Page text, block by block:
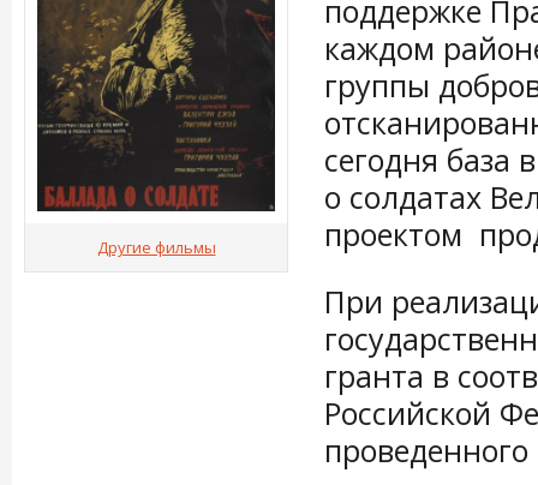
поддержке
каждом
группы
сегодня база
о солдатах
проектом
При
гранта в
Российской
Другие фильмы